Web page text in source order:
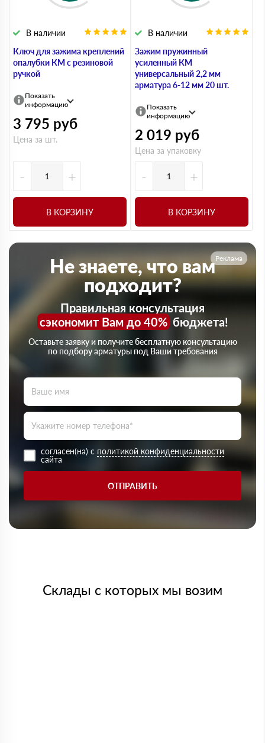
Ключ для зажима креплений
опалубки КМ с резиновой
ручкой
В наличии
Показать
информацию
3 795 руб
Цена за шт.
- +
В КОРЗИНУ
Зажим пружинный
усиленный КМ
универсальный 2,2 мм
арматура 6-12 мм 20 шт.
В наличии
Показать
информацию
2 019 руб
Цена за упаковку
- +
В КОРЗИНУ
Реклама
Не знаете, что вам
подходит?
Правильная консультация
сэкономит Вам до 40%бюджета!
Оставьте заявку и получите бесплатную консультацию
по подбору арматуры под Ваши требования
согласен(на) с политикой конфиденциальности
сайта
ОТПРАВИТЬ
Склады с которых мы возим